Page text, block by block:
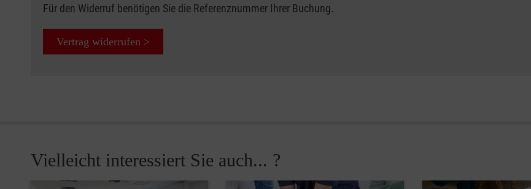
Für den Widerruf benötigen Sie die Referenznummer Ihrer Buchung.
Vertrag widerrufen >
Vielleicht interessiert Sie auch... ?